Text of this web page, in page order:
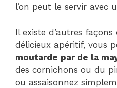
l’on peut le servir avec
Il existe d’autres
délicieux apéritif, vous
moutarde par de la
des cornichons ou du
ou assaisonnez